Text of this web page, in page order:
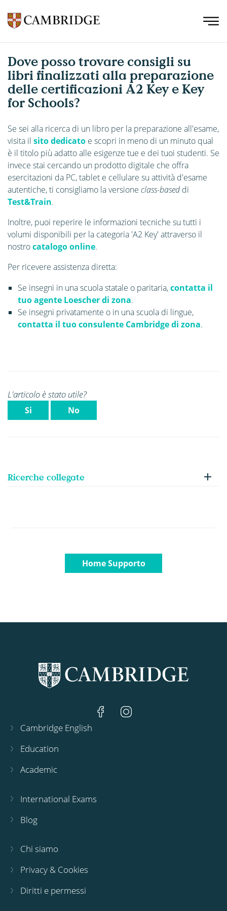
Dove posso trovare consigli su
libri finalizzati alla preparazione
delle certificazioni A2 Key e Key
for Schools?
Se sei alla ricerca di un libro per la preparazione all'esame,
visita il sito dedicato e scopri in meno di un minuto qual
è il titolo più adatto alle esigenze tue e dei tuoi studenti. Se
invece stai cercando un prodotto digitale che offra
esercitazioni da PC, tablet e cellulare su attività d'esame
autentiche, ti consigliamo la versione class-baseddi
Test&Train.
Inoltre, puoi reperire le informazioni tecniche su tutti i
volumi disponibili per la categoria 'A2 Key' attraverso il
nostrocatalogo online.
Per ricevere assistenza diretta:
Se insegni in una scuola statale o paritaria,contatta il
tuo agente Loescher di zona.
Se insegni privatamente o in una scuola di lingue,
contatta il tuo consulente Cambridge di zona.
L'articolo è stato utile?
Si No
Ricerche collegate
Home Supporto
Cambridge English
Education
Academic
International Exams
Blog
Chi siamo
Privacy & Cookies
Diritti e permessi